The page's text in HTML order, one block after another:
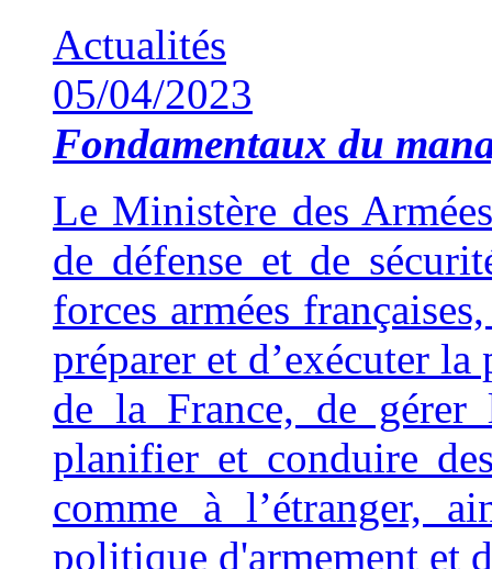
Actualités
05/04/2023
Fondamentaux du
Le Ministère des
de défense et de
forces armées
préparer et d’exécuter
de la France, de gérer
planifier et conduire
comme à l’étranger,
politique d'armement et